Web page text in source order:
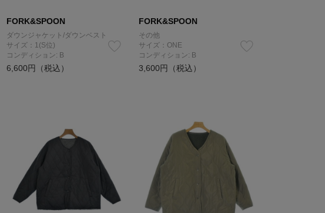
FORK&SPOON
ダウンジャケット/ダウンベスト
サイズ：1(S位)
コンディション: B
6,600円（税込）
FORK&SPOON
その他
サイズ：ONE
コンディション: B
3,600円（税込）